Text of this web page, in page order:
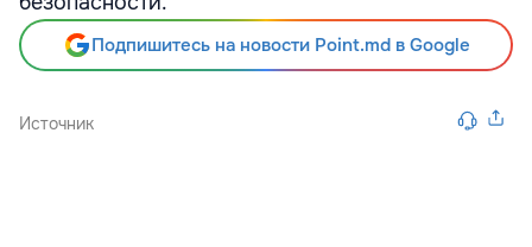
Подпишитесь на новости Point.md в Google
Источник